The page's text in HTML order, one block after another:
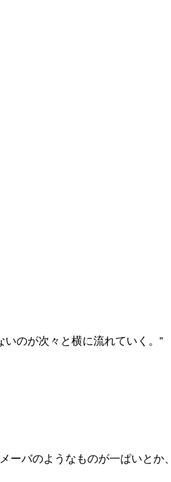
のが次々と横に流れていく。”
バのようなものが一ぱいとか